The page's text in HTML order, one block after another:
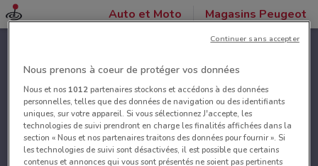
Auto et Moto Magasins Peugeot
Nous prenons à coeur de protéger vos données
Nous et nos 1012partenaires stockons et accédons à des données
personnelles, telles que des données de navigation ou des identifiants
uniques, sur votre appareil. Si vous sélectionnez J'accepte, les
technologies de suivi prendront en charge les finalités affichées dans la
section « Nous et nos partenaires traitons des données pour fournir ». Si
les technologies de suivi sont désactivées, il est possible que certains
contenus et annonces qui vous sont présentés ne soient pas pertinents
Continuer sans accepter